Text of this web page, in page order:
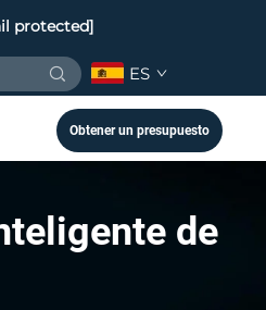
protected]
ES
Obtener un presupuesto
de